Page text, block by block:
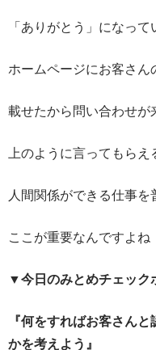
「ありがとう」になって
ホームページにお客さん
載せたから問い合わせが
上のように言ってもらえ
人間関係ができる仕事
ここが重要なんですよね
▼今日のみとめチェック
『何をすればお客さん
かを考えよう』